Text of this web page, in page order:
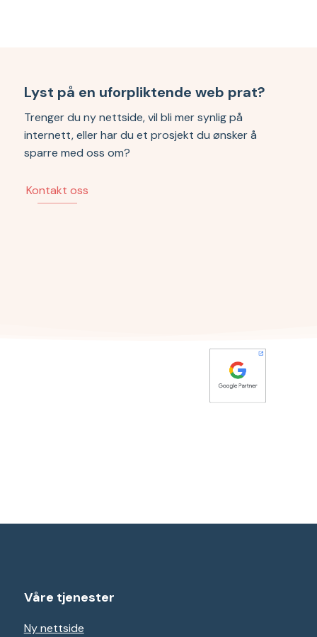
Lyst på en uforpliktende web prat?
Trenger du ny nettside, vil bli mer synlig på
internett, eller har du et prosjekt du ønsker å
sparre med oss om?
Kontakt oss
Våre tjenester
Ny nettside